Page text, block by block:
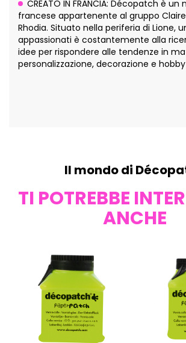
CREATO IN FRANCIA: Décopatch è un
francese appartenente al gruppo
Rhodia. Situato nella periferia di Lione,
appassionati è costantemente alla
idee per rispondere alle tendenze in
personalizzazione, decorazione e
Il mondo di
TI POTREBBE
ANCHE